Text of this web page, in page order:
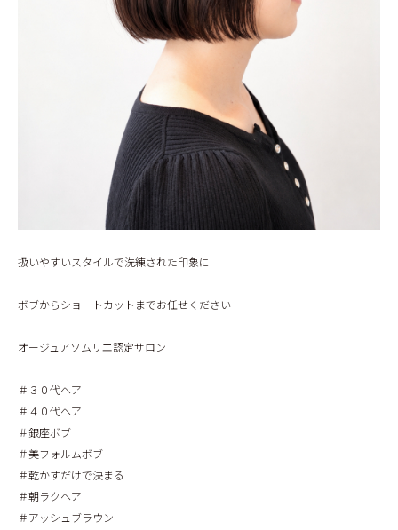
扱いやすいスタイルで洗練された印象に
ボブからショートカットまでお任せください
オージュアソムリエ認定サロン
＃３０代ヘア
＃４０代ヘア
＃銀座ボブ
＃美フォルムボブ
＃乾かすだけで決まる
＃朝ラクヘア
＃アッシュブラウン